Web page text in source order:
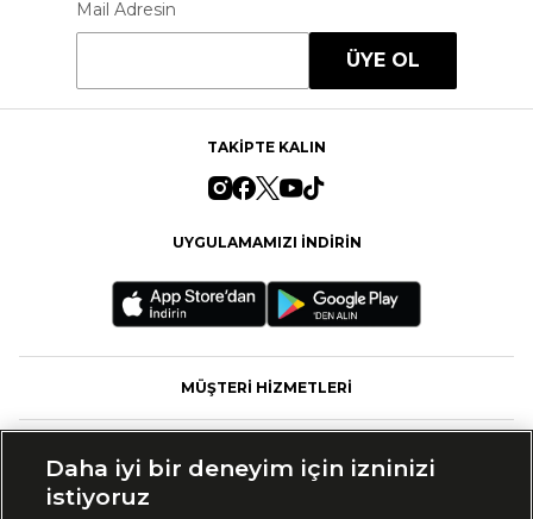
Mail Adresin
ÜYE OL
TAKİPTE KALIN
UYGULAMAMIZI İNDİRİN
MÜŞTERİ HİZMETLERİ
Daha iyi bir deneyim için izninizi
istiyoruz